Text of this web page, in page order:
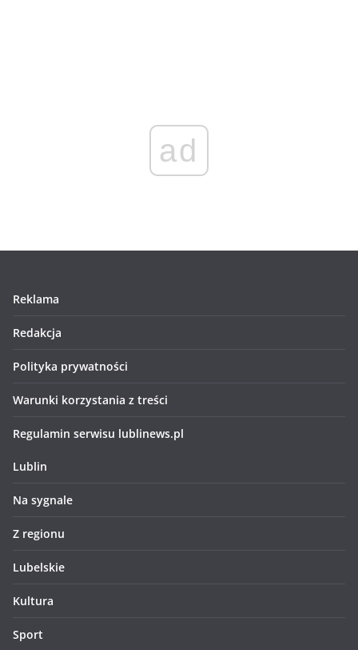
ad
Reklama
Redakcja
Polityka prywatności
Warunki korzystania z treści
Regulamin serwisu lublinews.pl
Lublin
Na sygnale
Z regionu
Lubelskie
Kultura
Sport